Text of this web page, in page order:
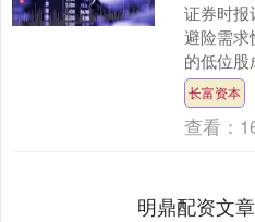
证券时报
避险需求
的低位
经理的选
现金流，
长富资本
查看：
明鼎配资文